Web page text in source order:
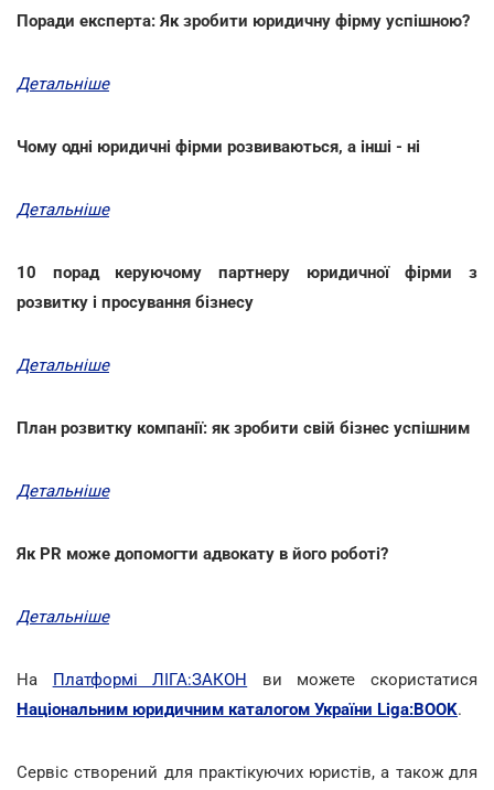
Поради експерта: Як зробити юридичну фірму успішною?
Детальніше
Чому одні юридичні фірми розвиваються, а інші - ні
Детальніше
10 порад керуючому партнеру юридичної фірми з
розвитку і просування бізнесу
Детальніше
План розвитку компанії: як зробити свій бізнес успішним
Детальніше
Як PR може допомогти адвокату в його роботі?
Детальніше
На Платформі ЛІГА:ЗАКОН ви можете скористатися
Національним юридичним каталогом України Liga:BOOK.
Сервіс створений для практікуючих юристів, а також для